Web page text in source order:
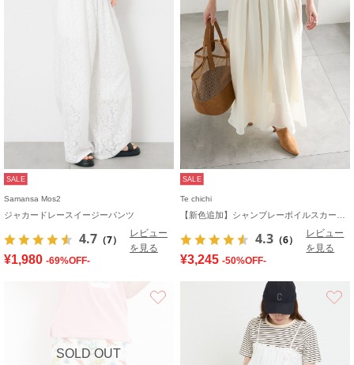
SALE
Samansa Mos2
ジャカードレースイージーパンツ
4.7 （7）
レビュー
を見る
¥1,980 -69%OFF-
SALE
Te chichi
4.3 （6）
レビュー
を見る
¥3,245 -50%OFF-
SOLD OUT